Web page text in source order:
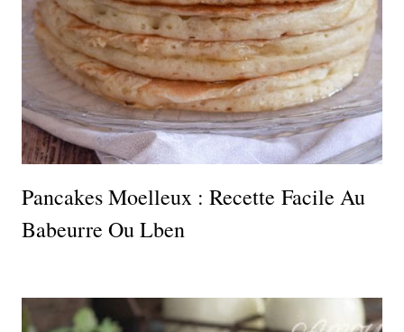
Pancakes Moelleux : Recette Facile Au
Babeurre Ou Lben